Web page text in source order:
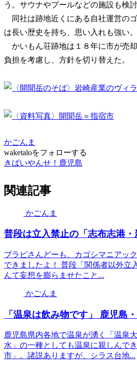
う。サウナやプールなどの施設も検
同社は跡地近くにある自社運営の
は長い歴史を持ち、思い入れも強い
かいもん荘跡地は１８年に市が売
負担を考慮し、方針を切り替えた。
かごんま
waketaloをフォローする
きばいやんせ！鹿児島
関連記事
かごんま
普段は立入禁止の「志布志港
ブラピさんどーも、カゴシマニアッ
できましたよ！ 普段「関係者以外
んて妄想を膨らませたこと...
かごんま
「温泉は飲み物です」 鹿児島
鹿児島県内各地で温泉が湧く「温泉
水」の一種としても温泉に親しんで
市」。諸説ありますが、シラス台地...